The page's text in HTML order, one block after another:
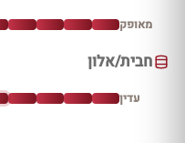
מאופק
חבית/אלון
עדין